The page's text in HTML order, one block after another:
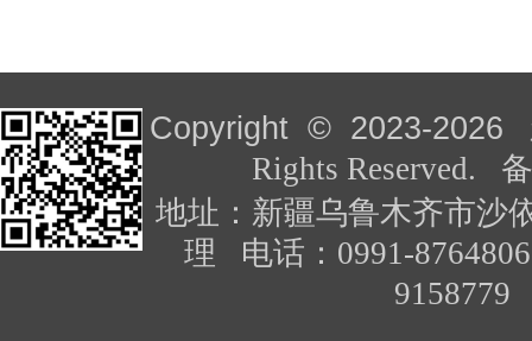
Copyright © 2023-2026
Rights Reserved.
地址：新疆乌鲁木齐市沙
理 电话：0991-